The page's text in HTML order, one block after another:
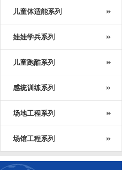
儿童体适能系列
娃娃学兵系列
儿童跑酷系列
感统训练系列
场地工程系列
场馆工程系列